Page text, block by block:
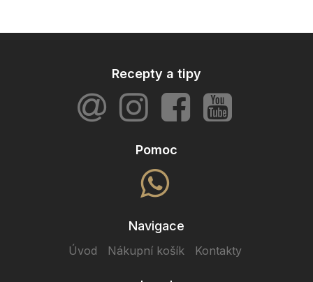
Recepty a tipy
Pomoc
Navigace
Úvod Nákupní košík Kontakty